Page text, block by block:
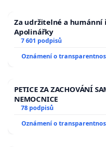
Za udržitelné a humánní
Apolinářky
7 601 podpisů
Oznámení o
PETICE ZA ZACHOVÁNÍ
NEMOCNICE
78 podpisů
Oznámení o